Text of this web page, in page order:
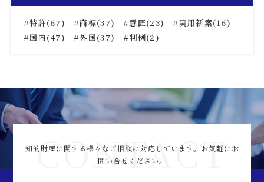
特許(67) 商標(37) 意匠(23)
実用新案(16)
国内(47)
外国(37) 判例(2)
CONTACT
知的財産に関する様々なご相談に対応しています。 お気軽にお
問い合せください。